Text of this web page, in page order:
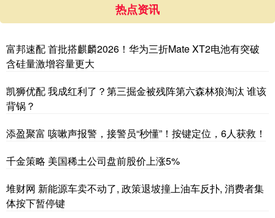
热点资讯
富邦速配 首批搭麒麟2026！华为三折Mate XT2电池有突破
含硅量激增容量更大
凯狮优配 我成红利了？第三掘金被残阵第六森林狼淘汰 谁该
背锅？
添盈聚富 咳嗽声报警，接警员“秒懂”！按键定位，6人获救！
千金策略 美国稀土公司盘前股价上涨5%
堆财网 新能源车卖不动了, 政策退坡撞上油车反扑, 消费者集
体按下暂停键